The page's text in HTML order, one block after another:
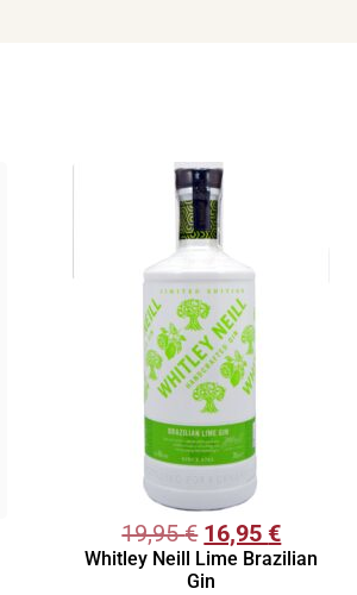
19,95€ 16,95€
Whitley Neill Lime Brazilian
Gin